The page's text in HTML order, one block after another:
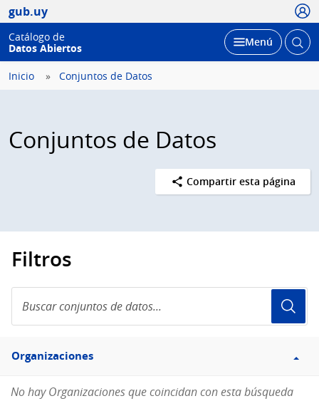
gub.uy
Catálogo de
Datos Abiertos
Desplegar
Menú Abrir
Inicio Conjuntos de Datos
Conjuntos de Datos
Compartir esta página
Filtros
conjuntos
de
Filtro
Organizaciones
Organizaciones
No hay Organizaciones que coincidan con esta búsqueda